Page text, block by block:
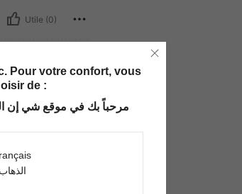
Utile (0)
Utile (0)
Pour votre confort, vous
de :
مرحباً بك في موقع شي إن